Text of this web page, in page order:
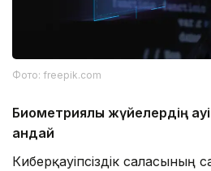
Фото: freepik.com
Биометриялық жүйелердің
қандай
Киберқауіпсіздік саласының